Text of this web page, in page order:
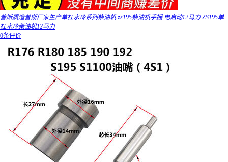
普斯质造普斯厂家生产单杠水冷系列柴油机 zs195柴油机手摇 电启动12马力 ZS195单
杠水冷柴油机12马力
0条评价